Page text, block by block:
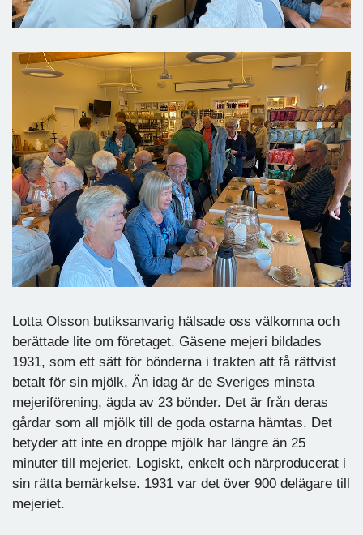
Lotta Olsson butiksanvarig hälsade oss välkomna och
berättade lite om företaget. Gäsene mejeri bildades
1931, som ett sätt för bönderna i trakten att få rättvist
betalt för sin mjölk. Än idag är de Sveriges minsta
mejeriförening, ägda av 23 bönder. Det är från deras
gårdar som all mjölk till de goda ostarna hämtas. Det
betyder att inte en droppe mjölk har längre än 25
minuter till mejeriet. Logiskt, enkelt och närproducerat i
sin rätta bemärkelse. 1931 var det över 900 delägare till
mejeriet.